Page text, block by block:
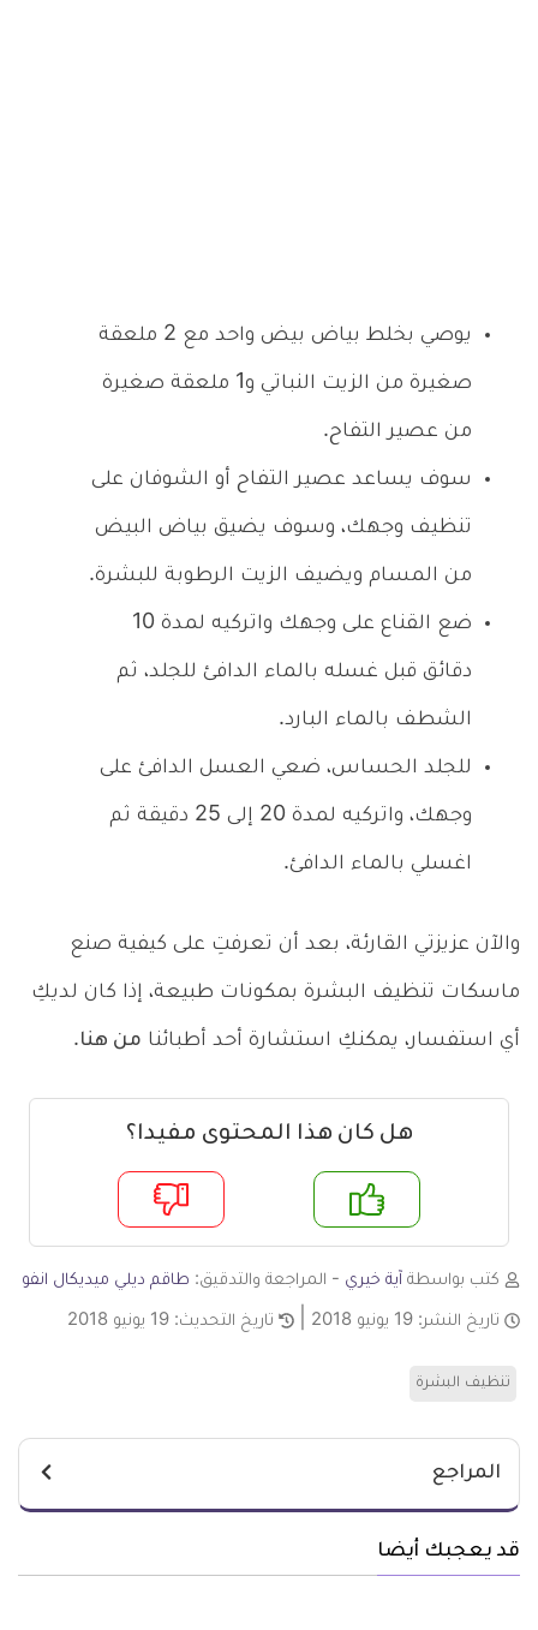
يوصي بخلط بياض بيض واحد مع 2 ملعقة
صغيرة من الزيت النباتي و1 ملعقة صغيرة
من عصير التفاح.
سوف يساعد عصير التفاح أو الشوفان على
تنظيف وجهك، وسوف يضيق بياض البيض
من المسام ويضيف الزيت الرطوبة للبشرة.
ضع القناع على وجهك واتركيه لمدة 10
دقائق قبل غسله بالماء الدافئ للجلد، ثم
الشطف بالماء البارد.
للجلد الحساس، ضعي العسل الدافئ على
وجهك، واتركيه لمدة 20 إلى 25 دقيقة ثم
اغسلي بالماء الدافئ.
والآن عزيزتي القارئة، بعد أن تعرفتِ على كيفية صنع
ماسكات تنظيف البشرة بمكونات طبيعة، إذا كان لديكِ
أي استفسار، يمكنكِ استشارة أحد أطبائنا من هنا.
هل كان هذا المحتوى مفيدا؟
لا
كتب بواسطة آية خيري - المراجعة والتدقيق: طاقم ديلي ميديكال انفو
تاريخ النشر: 19 يونيو 2018 تاريخ التحديث: 19 يونيو 2018
تنظيف البشرة
المراجع
قد يعجبك أيضا